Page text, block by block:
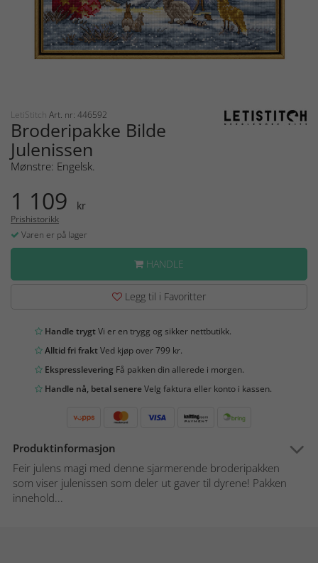
LetiStitch Art. nr: 446592
Broderipakke Bilde
Julenissen
Mønstre: Engelsk.
1 109 kr
Prishistorikk
Varen er på lager
HANDLE
Legg til i Favoritter
Handle trygtVi er en trygg og sikker nettbutikk.
Alltid fri fraktVed kjøp over 799 kr.
Ekspresslevering Få pakken din allerede i morgen.
Handle nå, betal senereVelg faktura eller konto i kassen.
Produktinformasjon
Feir julens magi med denne sjarmerende broderipakken
som viser julenissen som deler ut gaver til dyrene! Pakken
innehold...